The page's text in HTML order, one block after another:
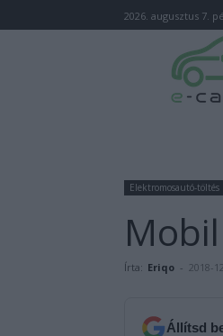
2026. augusztus 7.
Elektromosautó-töltés
Írta: Eriqo - 2018-
Állítsd